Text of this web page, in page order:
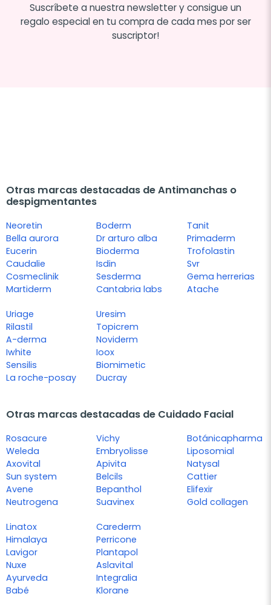
Suscríbete a nuestra newsletter y consigue un
regalo especial en tu compra de cada mes por ser
suscriptor!
Otras marcas destacadas de Antimanchas o
despigmentantes
Neoretin
Bella aurora
Eucerin
Caudalie
Cosmeclinik
Martiderm
Boderm
Dr arturo alba
Bioderma
Isdin
Sesderma
Cantabria labs
Tanit
Primaderm
Trofolastin
Svr
Gema herrerias
Atache
Uriage
Rilastil
A-derma
Iwhite
Sensilis
La roche-posay
Uresim
Topicrem
Noviderm
Ioox
Biomimetic
Ducray
Otras marcas destacadas de Cuidado Facial
Rosacure
Weleda
Axovital
Sun system
Avene
Neutrogena
Vichy
Embryolisse
Apivita
Belcils
Bepanthol
Suavinex
Botánicapharma
Liposomial
Natysal
Cattier
Elifexir
Gold collagen
Linatox
Himalaya
Lavigor
Nuxe
Ayurveda
Babé
Carederm
Perricone
Plantapol
Aslavital
Integralia
Klorane